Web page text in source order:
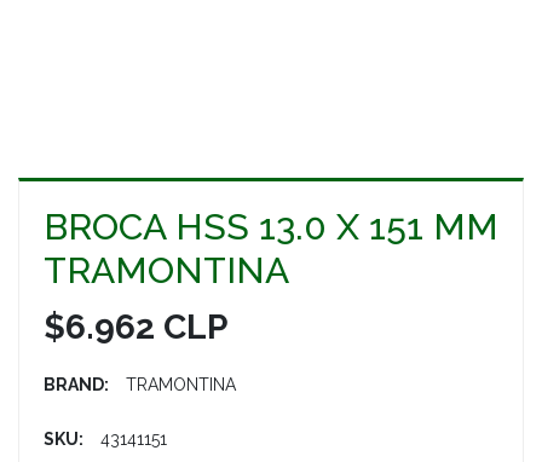
BROCA HSS 13.0 X 151 MM
TRAMONTINA
$6.962 CLP
BRAND: TRAMONTINA
SKU: 43141151